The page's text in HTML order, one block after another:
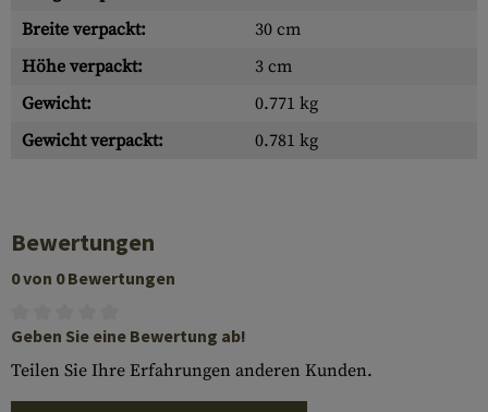
Breite verpackt:
30 cm
Höhe verpackt:
3 cm
Gewicht:
0.771 kg
Gewicht verpackt:
0.781 kg
Bewertungen
0 von 0 Bewertungen
Geben Sie eine Bewertung ab!
Teilen Sie Ihre Erfahrungen anderen Kunden.